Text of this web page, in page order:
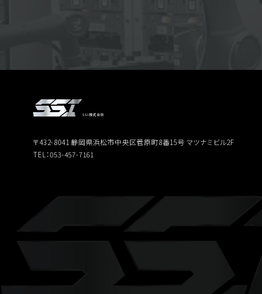
SSI株式会社
〒432-8041 静岡県浜松市中央区菅原町8番15号 マツナミビル2F
TEL：053-457-7161